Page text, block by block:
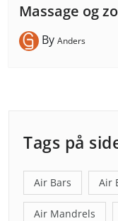
Massage og
By Anders
Tags på
Air Bars Air
Air Mandrels